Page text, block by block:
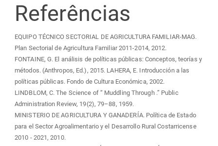
Referências
EQUIPO TÉCNICO SECTORIAL DE AGRICULTURA FAMILIAR-MAG.
Plan Sectorial de Agricultura Familiar 2011-2014, 2012.
FONTAINE, G. El análisis de políticas públicas: Conceptos, teorías y
métodos. (Anthropos, Ed.), 2015. LAHERA, E. Introducción a las
políticas públicas. Fondo de Cultura Económica, 2002.
LINDBLOM, C. The Science of “ Muddling Through .” Public
Administration Review, 19(2), 79–88, 1959.
MINISTERIO DE AGRICULTURA Y GANADERÍA. Política de Estado
para el Sector Agroalimentario y el Desarrollo Rural Costarricense
2010 - 2021, 2010.